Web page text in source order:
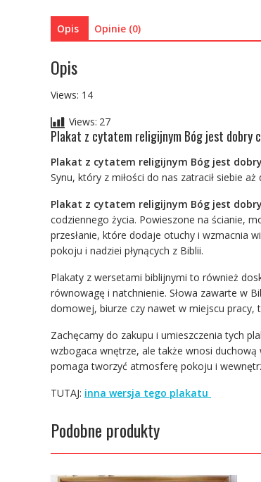
Opis Opinie (0)
Opis
Views: 14
Views: 27
Plakat z cytatem religijnym Bóg jest dobry
Plakat z cytatem religijnym Bóg jest dobry
Synu, który z miłości do nas zatracił siebie
Plakat z cytatem religijnym Bóg jest dobry
codziennego życia. Powieszone na ścianie,
przesłanie, które dodaje otuchy i wzmacnia
pokoju i nadziei płynących z Biblii.
Plakaty z wersetami biblijnymi to również
równowagę i natchnienie. Słowa zawarte w
domowej, biurze czy nawet w miejscu pracy,
Zachęcamy do zakupu i umieszczenia tych
wzbogaca wnętrze, ale także wnosi
pomaga tworzyć atmosferę pokoju i
TUTAJ: inna wersja tego plakatu
Podobne produkty